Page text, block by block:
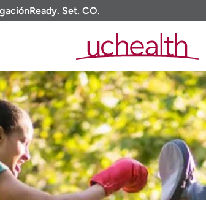
Ready. Set. CO.